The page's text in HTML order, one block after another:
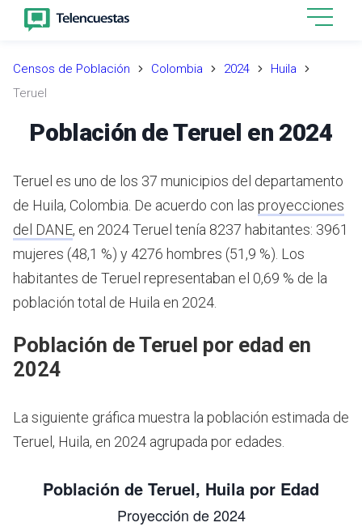
Censos de Población Colombia 2024
Huila
Teruel
Población de Teruel en 2024
Teruel es uno de los 37 municipios del departamento
de Huila, Colombia. De acuerdo con las proyecciones
del DANE, en 2024 Teruel tenía 8237 habitantes: 3961
mujeres (48,1 %) y 4276 hombres (51,9 %). Los
habitantes de Teruel representaban el 0,69 % de la
población total de Huila en 2024.
Población de Teruel por edad en
2024
La siguiente gráfica muestra la población estimada de
Teruel, Huila, en 2024 agrupada por edades.